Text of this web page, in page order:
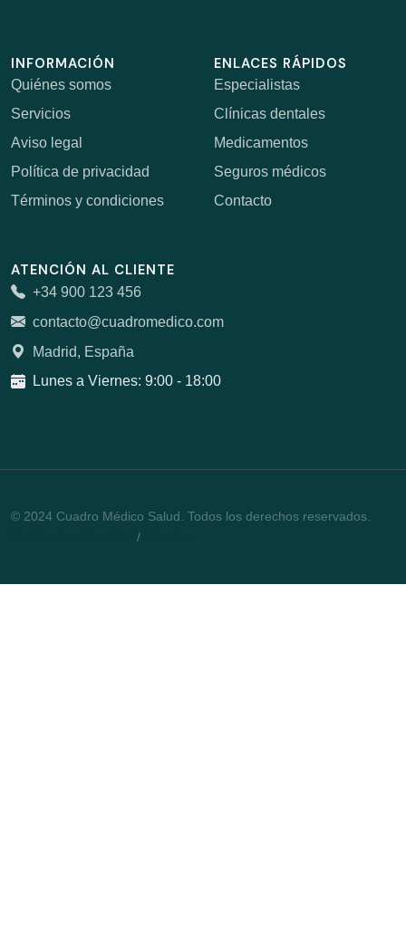
INFORMACIÓN
Quiénes somos
Servicios
Aviso legal
Política de privacidad
Términos y condiciones
ENLACES RÁPIDOS
Especialistas
Clínicas dentales
Medicamentos
Seguros médicos
Contacto
ATENCIÓN AL CLIENTE
+34 900 123 456
contacto@cuadromedico.com
Madrid, España
Lunes a Viernes: 9:00 - 18:00
© 2024 Cuadro Médico Salud. Todos los derechos reservados.
/